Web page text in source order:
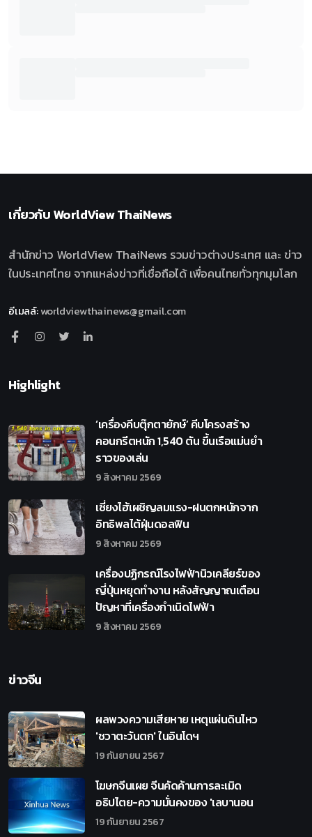
เกี่ยวกับWorldView ThaiNews
สำนักข่าว WorldView ThaiNews รวมข่าวต่างประเทศ และ ข่าว
ในประเทศไทย จากแหล่งข่าวที่เชื่อถือได้ เพื่อคนไทยทั่วทุกมุมโลก
อีเมลล์:worldviewthainews@gmail.com
Highlight
‘เครื่องคีบตุ๊กตายักษ์’ คีบโครงสร้าง
คอนกรีตหนัก 1,540 ตัน ขึ้นเรือแม่นยำ
ราวของเล่น
9 สิงหาคม 2569
เซี่ยงไฮ้เผชิญลมแรง-ฝนตกหนักจาก
อิทธิพลไต้ฝุ่นดอลฟิน
9 สิงหาคม 2569
เครื่องปฏิกรณ์โรงไฟฟ้านิวเคลียร์ของ
ญี่ปุ่นหยุดทำงาน หลังสัญญาณเตือน
ปัญหาที่เครื่องกำเนิดไฟฟ้า
9 สิงหาคม 2569
ข่าวจีน
ผลพวงความเสียหาย เหตุแผ่นดินไหว
'ชวาตะวันตก' ในอินโดฯ
19 กันยายน 2567
โฆษกจีนเผย จีนคัดค้านการละเมิด
อธิปไตย-ความมั่นคงของ 'เลบานอน
19 กันยายน 2567